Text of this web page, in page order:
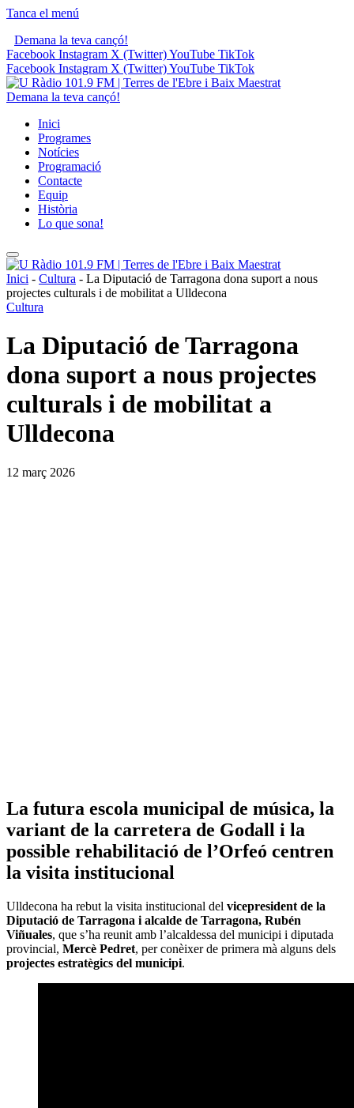
Tanca el menú
Demana la teva cançó!
Facebook Instagram X (Twitter)YouTube TikTok
Facebook Instagram X (Twitter)YouTube TikTok
Demana la teva cançó!
Inici
Programes
Notícies
Programació
Contacte
Equip
Història
Lo que sona!
Inici - Cultura - La Diputació de Tarragona dona suport a nous
projectes culturals i de mobilitat a Ulldecona
Cultura
La Diputació de Tarragona
dona suport a nous projectes
culturals i de mobilitat a
Ulldecona
12 març 2026
La futura escola municipal de música, la
variant de la carretera de Godall i la
possible rehabilitació de l’Orfeó centren
la visita institucional
Ulldecona ha rebut la visita institucional del vicepresident de la
Diputació de Tarragona i alcalde de Tarragona, Rubén
Viñuales, que s’ha reunit amb l’alcaldessa del municipi i diputada
provincial, Mercè Pedret, per conèixer de primera mà alguns dels
projectes estratègics del municipi.